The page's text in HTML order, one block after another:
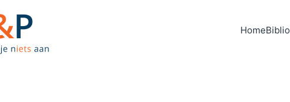
HomeBiblio